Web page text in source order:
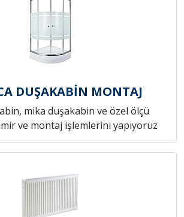
DUŞAKABİN MONTAJ
mika duşakabin ve özel ölçü
ve montaj işlemlerini yapıyoruz